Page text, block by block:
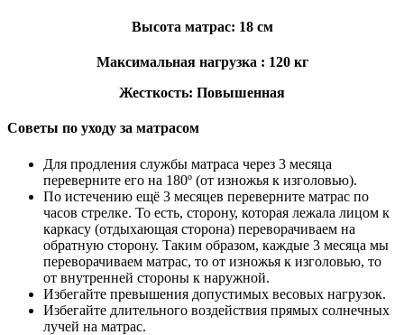
Высота матрас: 18 см
Максимальная нагрузка : 120 кг
Жесткость: Повышенная
Советы по уходу за матрасом
Для продления службы матраса через 3 месяца
переверните его на 180º (от изножья к изголовью).
По истечению ещё 3 месяцев переверните матрас по
часов стрелке. То есть, сторону, которая лежала лицом к
каркасу (отдыхающая сторона) переворачиваем на
обратную сторону. Таким образом, каждые 3 месяца мы
переворачиваем матрас, то от изножья к изголовью, то
от внутренней стороны к наружной.
Избегайте превышения допустимых весовых нагрузок.
Избегайте длительного воздействия прямых солнечных
лучей на матрас.